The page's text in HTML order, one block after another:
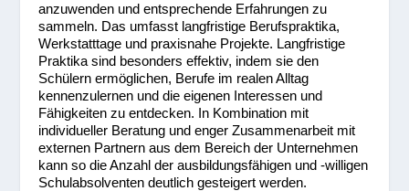
anzuwenden und entsprechende Erfahrungen zu
sammeln. Das umfasst langfristige Berufspraktika,
Werkstatttage und praxisnahe Projekte. Langfristige
Praktika sind besonders effektiv, indem sie den
Schülern ermöglichen, Berufe im realen Alltag
kennenzulernen und die eigenen Interessen und
Fähigkeiten zu entdecken. In Kombination mit
individueller Beratung und enger Zusammenarbeit mit
externen Partnern aus dem Bereich der Unternehmen
kann so die Anzahl der ausbildungsfähigen und -willigen
Schulabsolventen deutlich gesteigert werden.